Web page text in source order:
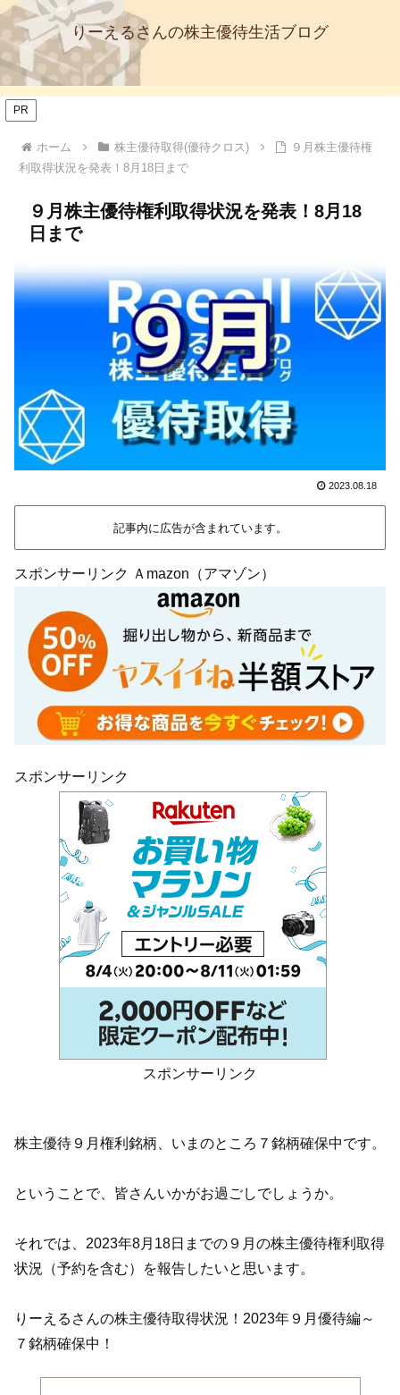
りーえるさんの株主優待生活ブログ
PR
ホーム 株主優待取得(優待クロス)
９月株主優待権
利取得状況を発表！8月18日まで
９月株主優待権利取得状況を発表！8月18
日まで
2023.08.18
記事内に広告が含まれています。
スポンサーリンク Ａmazon（アマゾン）
スポンサーリンク
スポンサーリンク
株主優待９月権利銘柄、いまのところ７銘柄確保中です。
ということで、皆さんいかがお過ごしでしょうか。
それでは、2023年8月18日までの９月の株主優待権利取得
状況（予約を含む）を報告したいと思います。
りーえるさんの株主優待取得状況！2023年９月優待編～
７銘柄確保中！